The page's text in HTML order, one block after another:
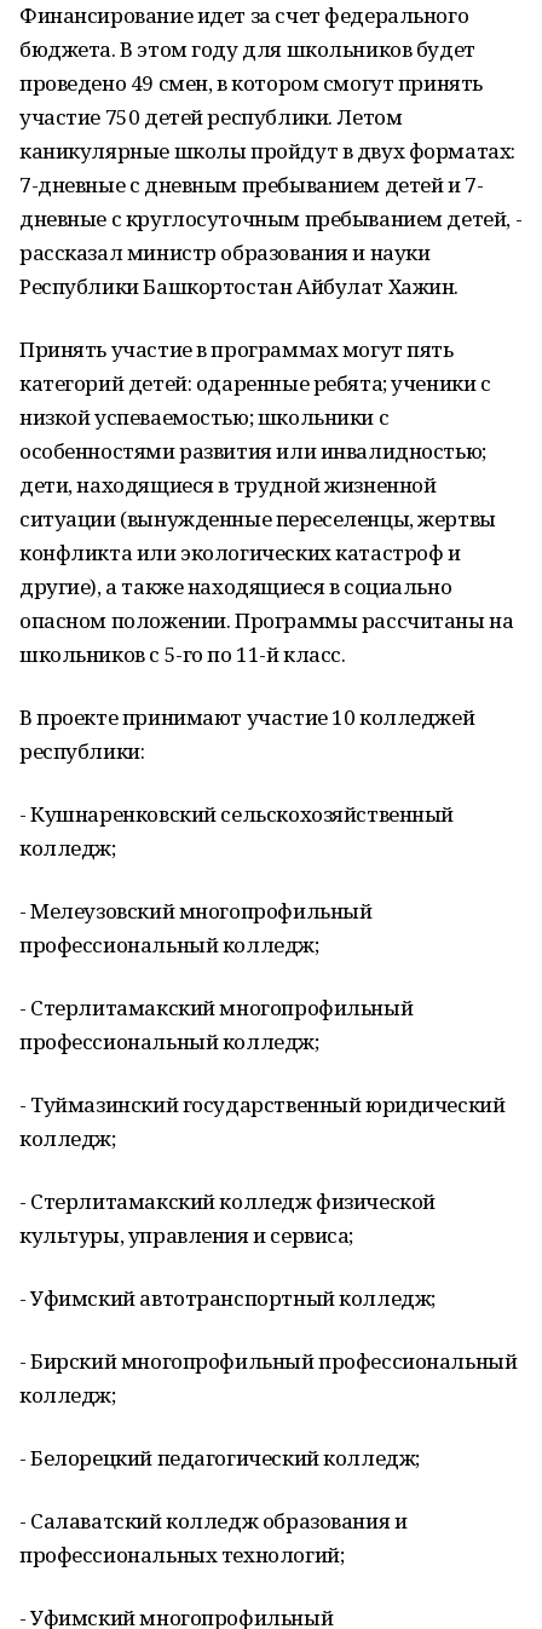
Финансирование идет за счет федерального
бюджета. В этом году для школьников будет
проведено 49 смен, в котором смогут принять
участие 750 детей республики. Летом
каникулярные школы пройдут в двух форматах:
7-дневные с дневным пребыванием детей и 7-
дневные с круглосуточным пребыванием детей, -
рассказал министр образования и науки
Республики Башкортостан Айбулат Хажин.
Принять участие в программах могут пять
категорий детей: одаренные ребята; ученики с
низкой успеваемостью; школьники с
особенностями развития или инвалидностью;
дети, находящиеся в трудной жизненной
ситуации (вынужденные переселенцы, жертвы
конфликта или экологических катастроф и
другие), а также находящиеся в социально
опасном положении. Программы рассчитаны на
школьников с 5-го по 11-й класс.
В проекте принимают участие 10 колледжей
республики:
- Кушнаренковский сельскохозяйственный
колледж;
- Мелеузовский многопрофильный
профессиональный колледж;
- Стерлитамакский многопрофильный
профессиональный колледж;
- Туймазинский государственный юридический
колледж;
- Стерлитамакский колледж физической
культуры, управления и сервиса;
- Уфимский автотранспортный колледж;
- Бирский многопрофильный профессиональный
колледж;
- Белорецкий педагогический колледж;
- Салаватский колледж образования и
профессиональных технологий;
- Уфимский многопрофильный